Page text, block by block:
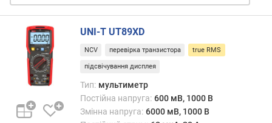
40
д
о
д
е
ш
е
и
х
UNI-T UT89XD
NCV перевірка транзистора true RMS
підсвічування дисплея
Тип: мультиметр
Постійна напруга: 600 мВ, 1000 В
Змінна напруга: 6000 мВ, 1000 В